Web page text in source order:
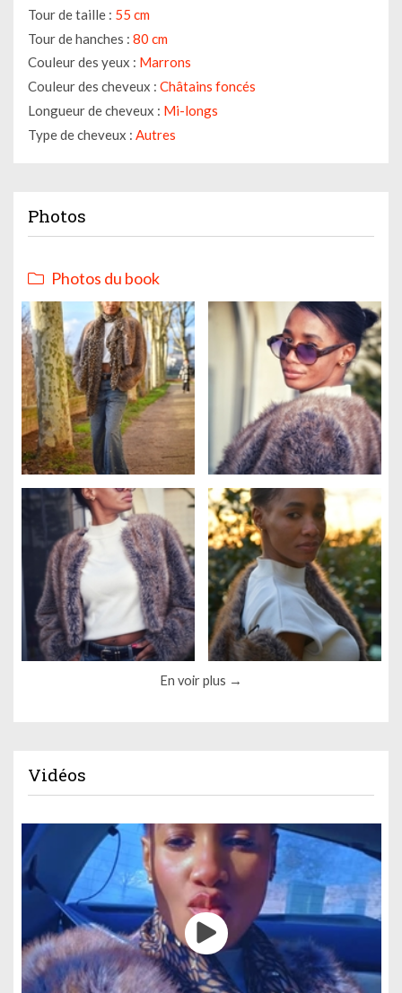
Tour de taille : 55 cm
Tour de hanches : 80 cm
Couleur des yeux : Marrons
Couleur des cheveux : Châtains foncés
Longueur de cheveux : Mi-longs
Type de cheveux : Autres
Photos
Photos du book
En voir plus
Vidéos